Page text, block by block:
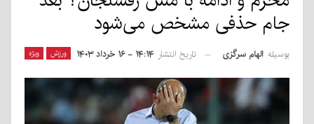
جام حذفی مشخص می‌شود
ورزش ویژه بوسیله الهام سرگزی تاریخ انتشار ۱۴:۱۴ - ۱۶ خرداد ۱۴۰۳